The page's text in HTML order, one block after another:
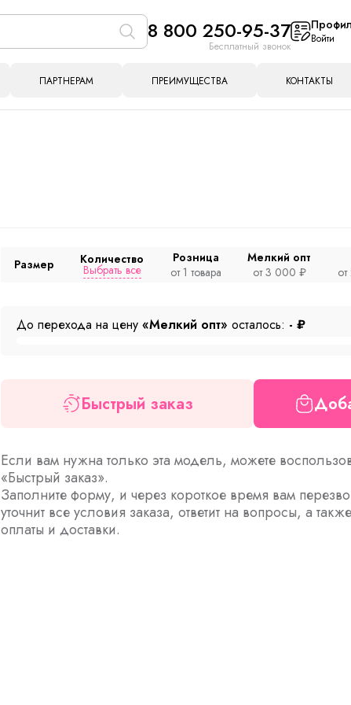
8 800 250-95-37
Бесплатный звонок
Войти
ПАРТНЕРАМ ПРЕИМУЩЕСТВА КОНТАКТЫ
Размер Количество
Выбрать все
Розница
от 1 товара
Мелкий опт
от 3 000 ₽
До перехода на цену «Мелкий опт» осталось: - ₽
Быстрый заказ
Если вам нужна только эта модель, можете
«Быстрый заказ».
Заполните форму, и через короткое время вам
уточнит все условия заказа, ответит на вопросы, а
оплаты и доставки.